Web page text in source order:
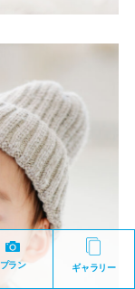
プラン ギャラリー